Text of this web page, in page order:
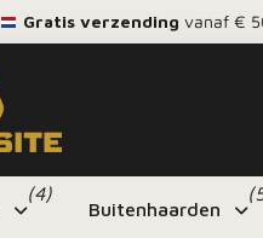
Gratis verzending vanaf €
(4)
Buitenhaarden